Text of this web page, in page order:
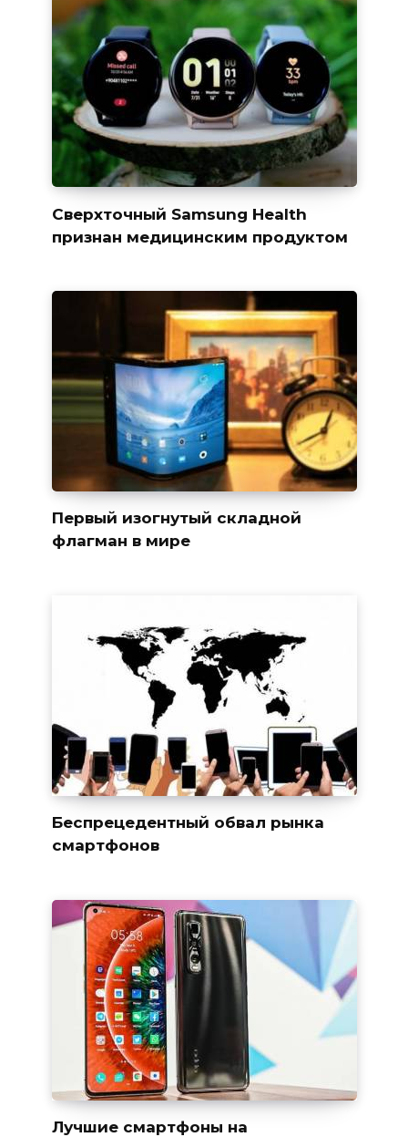
Сверхточный Samsung Health
признан медицинским продуктом
Первый изогнутый складной
флагман в мире
Беспрецедентный обвал рынка
смартфонов
Лучшие смартфоны на